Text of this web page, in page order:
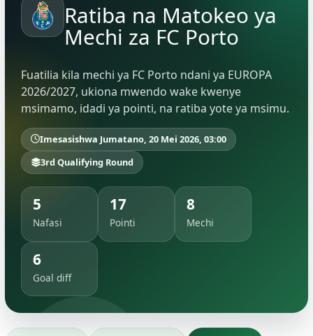
Ratiba na Matokeo ya
Mechi za FC Porto
Fuatilia kila mechi ya FC Porto ndani ya EUROPA
2026/2027, ukiona mwendo wake kwenye
msimamo, idadi ya pointi, na ratiba yote ya msimu.
Imesasishwa Jumatano, 20 Mei 2026, 03:00
3rd Qualifying Round
5
Nafasi
17
Pointi
8
Mechi
6
Goal diff